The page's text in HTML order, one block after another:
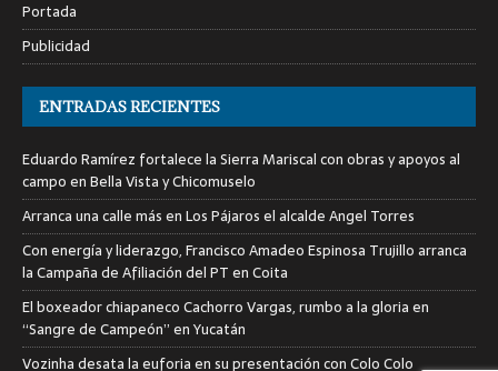
Portada
Publicidad
ENTRADAS RECIENTES
Eduardo Ramírez fortalece la Sierra Mariscal con obras y apoyos al
campo en Bella Vista y Chicomuselo
Arranca una calle más en Los Pájaros el alcalde Angel Torres
Con energía y liderazgo, Francisco Amadeo Espinosa Trujillo arranca
la Campaña de Afiliación del PT en Coita
El boxeador chiapaneco Cachorro Vargas, rumbo a la gloria en
“Sangre de Campeón” en Yucatán
Vozinha desata la euforia en su presentación con Colo Colo